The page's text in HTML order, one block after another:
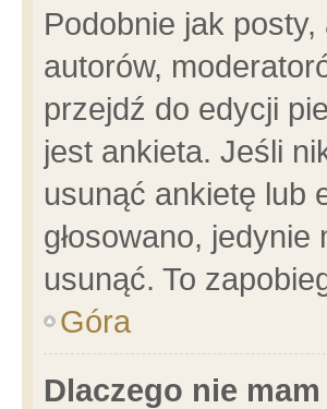
Podobnie jak
autorów,
przejdź do edycji
jest ankieta. Jeśli
usunąć ankietę lub
głosowano,
usunąć. To
Góra
Dlaczego nie